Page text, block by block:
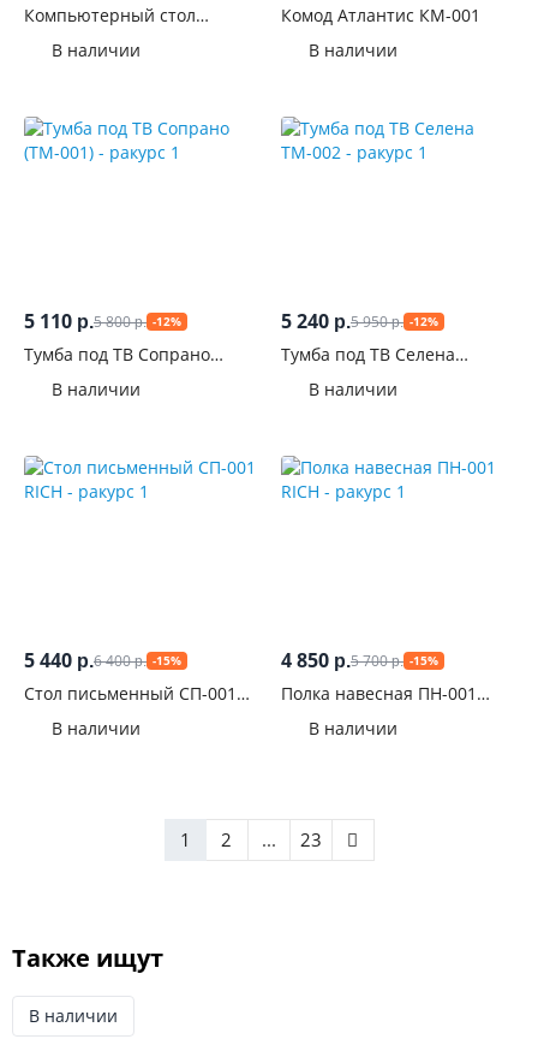
Компьютерный стол
В наличии
Комод Атлантис КМ-001
В наличии
5 110 р.5 800р. -12%
Тумба под ТВ Сопрано
В наличии
5 240 р.5 950р. -12%
Тумба под ТВ Селена
В наличии
5 440 р.6 400р. -15%
Стол письменный СП-001
В наличии
4 850 р.5 700р. -15%
Полка навесная ПН-001
В наличии
1 2 ... 23
Также ищут
В наличии